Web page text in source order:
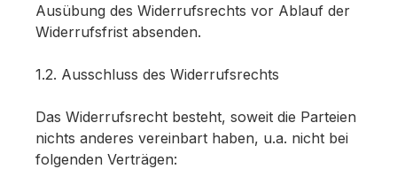
Ausübung des Widerrufsrechts vor Ablauf der
Widerrufsfrist absenden.
1.2. Ausschluss des Widerrufsrechts
Das Widerrufsrecht besteht, soweit die Parteien
nichts anderes vereinbart haben, u.a. nicht bei
folgenden Verträgen: